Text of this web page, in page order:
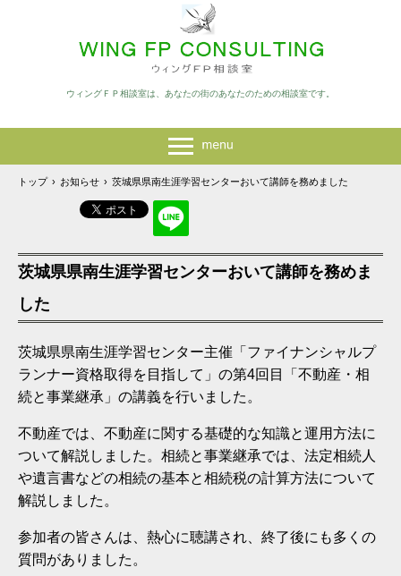
ウィングＦＰ相談室は、あなたの街のあなたのための相談室です。
トップ › お知らせ › 茨城県県南生涯学習センターおいて講師を務めました
茨城県県南生涯学習センターおいて講師を務めま
した
茨城県県南生涯学習センター主催「ファイナンシャルプ
ランナー資格取得を目指して」の第4回目「不動産・相
続と事業継承」の講義を行いました。
不動産では、不動産に関する基礎的な知識と運用方法に
ついて解説しました。相続と事業継承では、法定相続人
や遺言書などの相続の基本と相続税の計算方法について
解説しました。
参加者の皆さんは、熱心に聴講され、終了後にも多くの
質問がありました。